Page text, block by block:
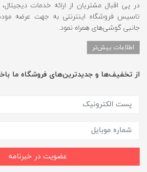
در پی اقبال مشتریان از ارائه خدمات
تاسیس فروشگاه اینترنتی به جهت عرضه
جانبی گوشی‌های همراه نمود.
اطلاعات بیش‌تر
از تخفیف‌ها و جدیدترین‌های فروشگاه ما
عضویت در خبرنامه